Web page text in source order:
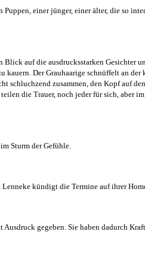
einer jünger, einer älter, die so
auf die ausdrucksstarken Gesichter
Der Grauhaarige schnüffelt an der
schluchzend zusammen, den Kopf auf
die Trauer, noch jeder für sich, aber
Sturm der Gefühle.
kündigt die Termine auf ihrer
gegeben. Sie haben dadurch